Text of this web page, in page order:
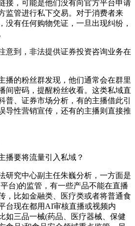
接，可能是他们没有向官方平台申请
监管进行私下交易。对于消费者来
没有任何购物凭证，一旦出现纠纷，
意到，非法提供证券投资咨询业务在
播的粉丝群发现，他们通常会在群里
间密码，提醒粉丝收看。这类私域直
普、证券市场分析，有的主播借此引
导性营销宣传，还有的主播则直接推
播要将流量引入私域？
研究中心副主任朱巍分析，一方面是
台)的监管，有一些产品不能在直播
，比如金融类、医疗类或者将普通食
台现在都用AI审核直播或视频内
如三品一械(药品、医疗器械、保健